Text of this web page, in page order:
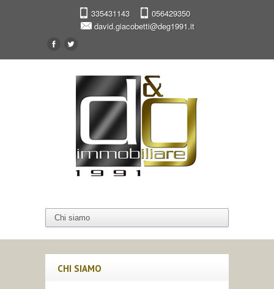
335431143
056429350
david.giacobetti@deg1991.it
CHI SIAMO